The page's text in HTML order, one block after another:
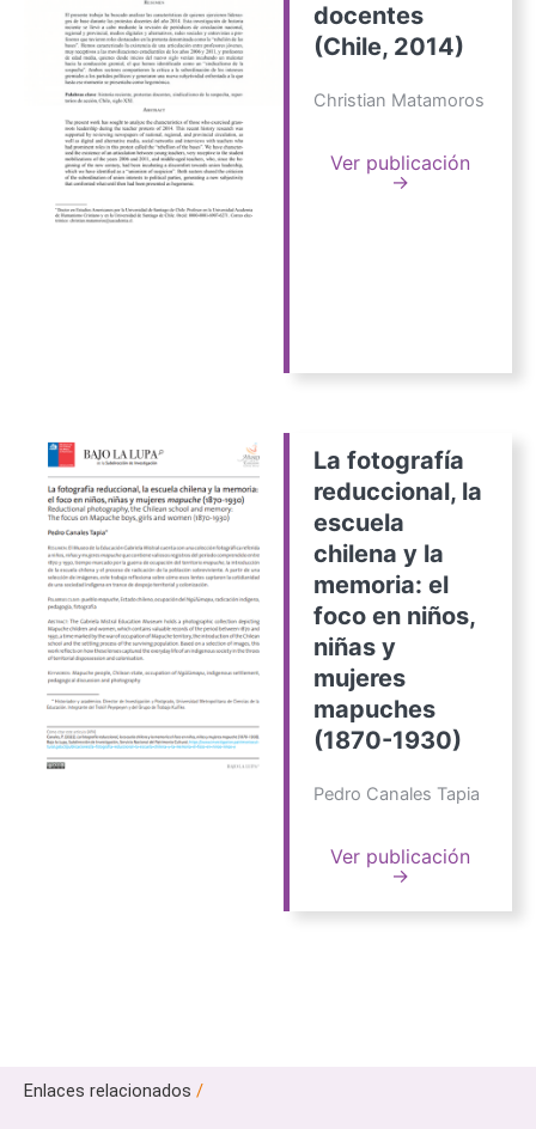
docentes
(Chile, 2014)
Christian Matamoros
Ver publicación
→
La fotografía
reduccional, la
escuela
chilena y la
memoria: el
foco en niños,
niñas y
mujeres
mapuches
(1870-1930)
Pedro Canales Tapia
Ver publicación
→
Enlaces relacionados /